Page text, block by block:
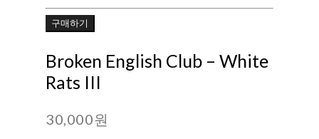
구매하기
Broken English Club ‎– White
Rats III
30,000원